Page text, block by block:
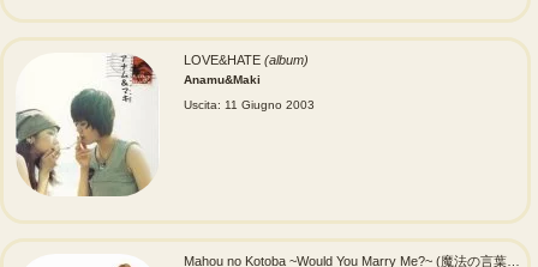
LOVE&HATE (album)
Anamu&Maki
Uscita: 11 Giugno 2003